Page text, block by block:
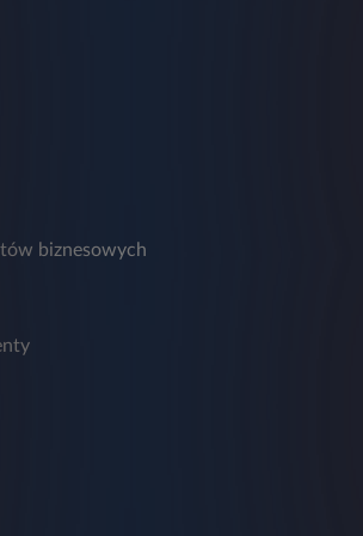
w Leasys nadzoruje wyznaczony
Danych, z którym można
biznesowych